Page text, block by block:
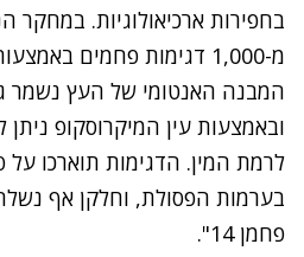
בחפירות ארכיאולוגיות. במחקר
מ-1,000 דגימות פחמים
המבנה האנטומי של העץ נשמר
ובאמצעות עין המיקרוסקופ
לרמת המין. הדגימות תוארכו
בערמות הפסולת, וחלקן אף
פחמן 14".